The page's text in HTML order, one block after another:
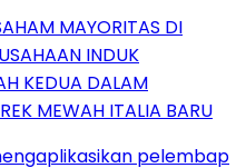
MAYORITAS DI
INDUK
KEDUA DALAM
MEWAH ITALIA BARU